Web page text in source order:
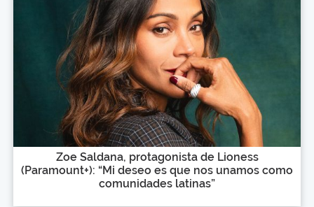
Zoe Saldana, protagonista de Lioness
(Paramount+): “Mi deseo es que nos unamos como
comunidades latinas”